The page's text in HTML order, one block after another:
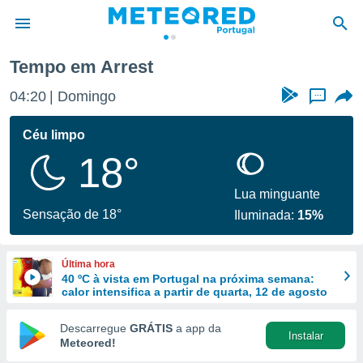
da
foi
fornecidas
a este
das
e
forma
digital
Tempo em Arrest
04:20 Domingo ...
Céu limpo
18°
Sensação de 18°
Lua minguante
Iluminada: 15%
Última hora
40 ºC à vista em Portugal na próxima semana:
calor intensifica a partir de quarta, 12 de agosto
Descarregue GRÁTIS a app da
Meteored!
Instalar